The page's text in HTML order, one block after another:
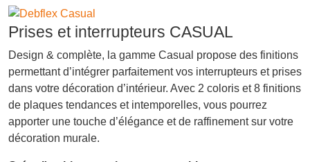
Prises et interrupteurs CASUAL
Design & complète, la gamme Casual propose des finitions
permettant d’intégrer parfaitement vos interrupteurs et prises
dans votre décoration d’intérieur. Avec 2 coloris et 8 finitions
de plaques tendances et intemporelles, vous pourrez
apporter une touche d’élégance et de raffinement sur votre
décoration murale.